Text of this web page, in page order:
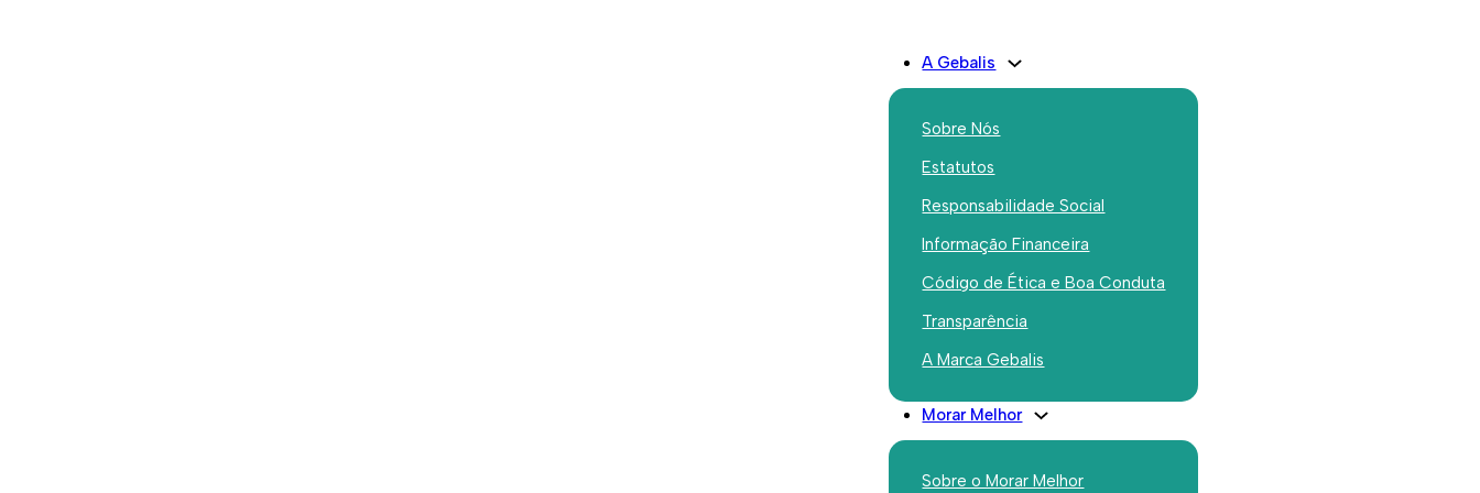
A Gebalis
Sobre Nós
Estatutos
Responsabilidade Social
Informação Financeira
Código de Ética e Boa Conduta
Transparência
A Marca Gebalis
Morar Melhor
Sobre o Morar Melhor
Recrutamento Técnico Superior Jurista